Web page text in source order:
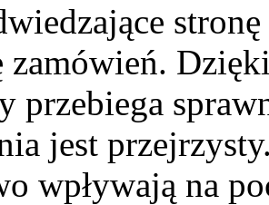
zamówień.
przebiega
jest
wpływają na